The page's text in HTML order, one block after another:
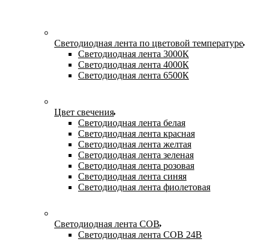
Светодиодная лента по цветовой температуре
Светодиодная лента 3000К
Светодиодная лента 4000К
Светодиодная лента 6500К
Цвет свечения
Светодиодная лента белая
Светодиодная лента красная
Светодиодная лента желтая
Светодиодная лента зеленая
Светодиодная лента розовая
Светодиодная лента синяя
Светодиодная лента фиолетовая
Светодиодная лента COB
Светодиодная лента COB 24В